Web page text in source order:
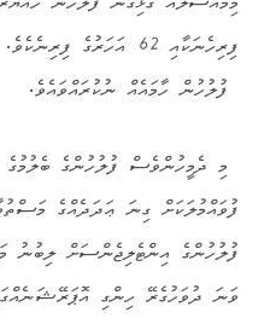
ފިރިހެނަކާއި 62
ފުލުހުން ހާމައެއް ނުކުރައްވައެވެ.
މި ދެމީހުންވެސް ފުލުހުންގެ
ފުވައްމުލަކަށް ގިނަ ޢަދަދެއްގެ